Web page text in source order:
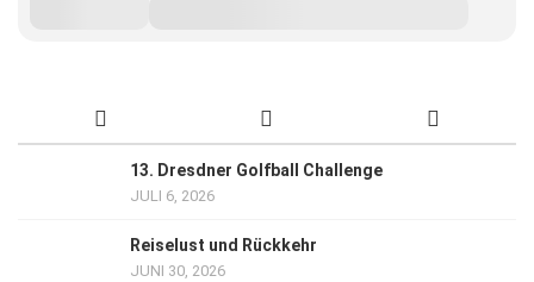
13. Dresdner Golfball Challenge
JULI 6, 2026
Reiselust und Rückkehr
JUNI 30, 2026